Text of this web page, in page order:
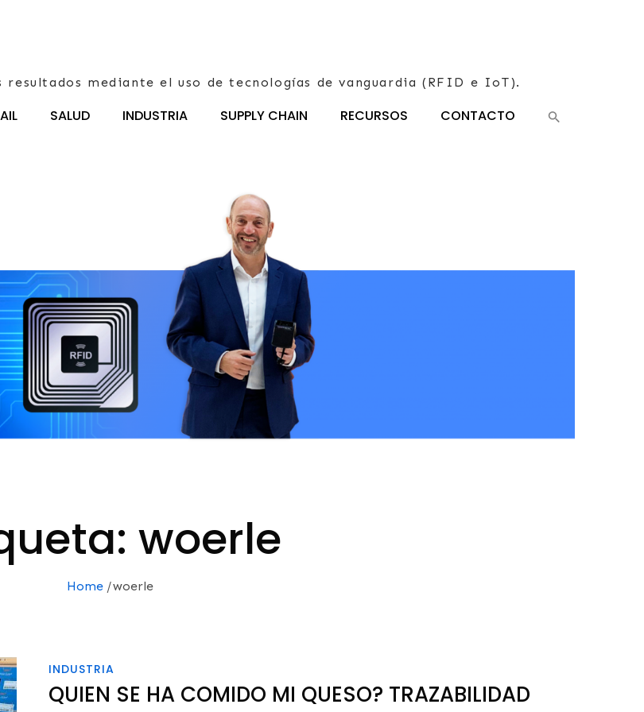
mediante el uso de tecnologías de vanguardia (RFID e IoT).
SALUD INDUSTRIA SUPPLY CHAIN RECURSOS CONTACTO
woerle
Home woerle
INDUSTRIA
QUIEN SE HA COMIDO MI QUESO? TRAZABILIDAD